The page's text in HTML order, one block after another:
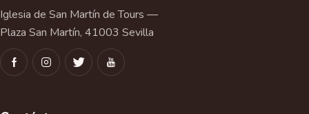
Iglesia de San Martín de Tours —
Plaza San Martín, 41003 Sevilla